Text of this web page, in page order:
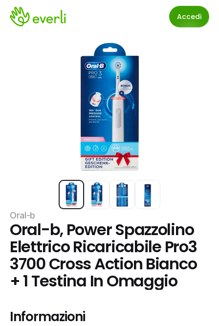
Accedi
Oral-b
Oral-b, Power Spazzolino
Elettrico Ricaricabile Pro3
3700 Cross Action Bianco
+ 1 Testina In Omaggio
Informazioni